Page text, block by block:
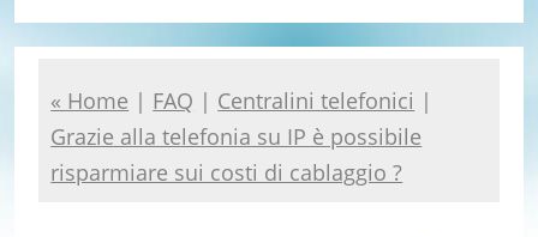
« Home | FAQ | Centralini telefonici |
Grazie alla telefonia su IP è possibile
risparmiare sui costi di cablaggio ?